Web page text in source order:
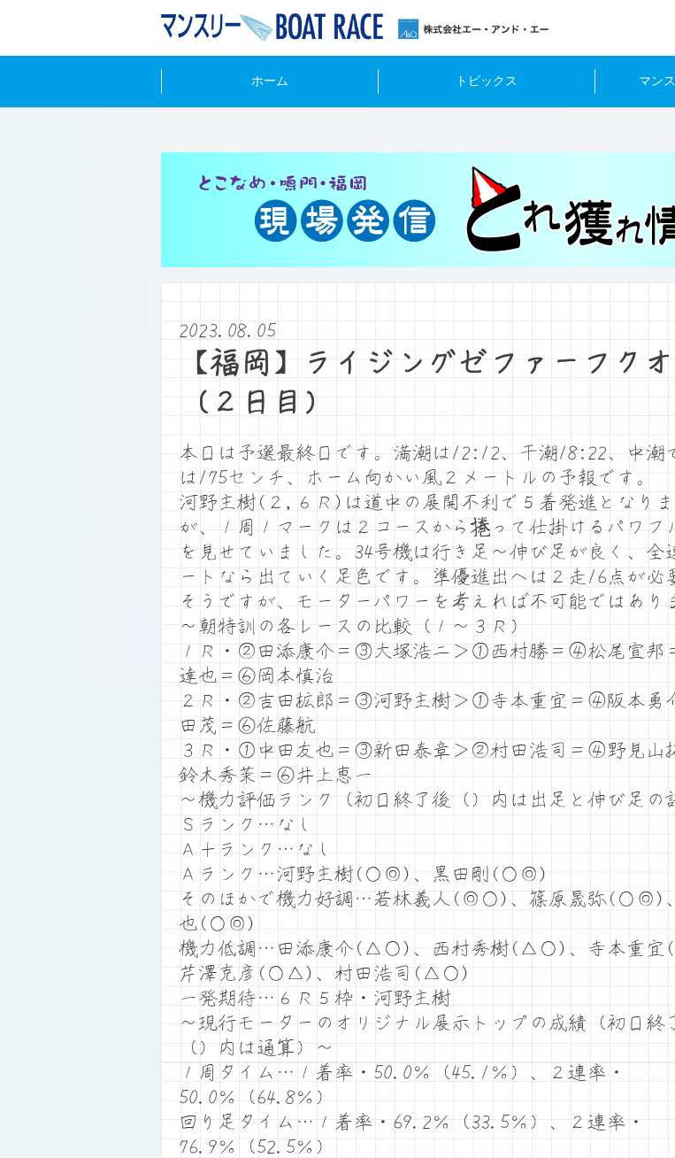
ホーム トピックス マン
2023.08.05
【福岡】ライジングゼファーフク
（２日目）
本日は予選最終日です。満潮は12:12、干潮18:22、中潮
は175センチ、ホーム向かい風２メートルの予報です。
河野主樹(２,６Ｒ)は道中の展開不利で５着発進となりま
が、１周１マークは２コースから捲って仕掛けるパワフ
を見せていました。34号機は行き足～伸び足が良く、全
ートなら出ていく足色です。準優進出へは２走16点が必
そうですが、モーターパワーを考えれば不可能ではあり
～朝特訓の各レースの比較（１～３Ｒ）
１Ｒ・②田添康介＝③大塚浩二＞①西村勝＝④松尾宣邦
達也＝⑥岡本慎治
２Ｒ・②吉田拡郎＝③河野主樹＞①寺本重宜＝④阪本勇
田茂＝⑥佐藤航
３Ｒ・①中田友也＝③新田泰章＞②村田浩司＝④野見山
鈴木秀茉＝⑥井上恵一
～機力評価ランク（初日終了後（）内は出足と伸び足の
Ｓランク…なし
Ａ＋ランク…なし
Ａランク…河野主樹(○◎)、黒田剛(○◎)
そのほかで機力好調…若林義人(◎○)、篠原晟弥(○◎)
也(○◎)
機力低調…田添康介(△○)、西村秀樹(△○)、寺本重
芹澤克彦(○△)、村田浩司(△○)
一発期待…６Ｒ５枠・河野主樹
～現行モーターのオリジナル展示トップの成績（初日終
（）内は通算）～
１周タイム…１着率・50.0％（45.1％）、２連率・
50.0％（64.8％）
回り足タイム…１着率・69.2％（33.5％）、２連率・
76.9％（52.5％）